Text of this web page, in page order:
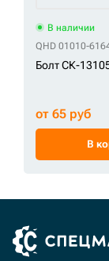
В наличии
QHD 01010-
Болт СК-
от 65 руб
В